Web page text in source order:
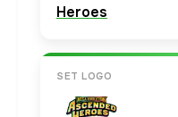
Heroes
SET LOGO